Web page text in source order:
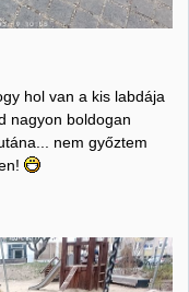
hol van a kis labdája
nagyon boldogan
nem győztem